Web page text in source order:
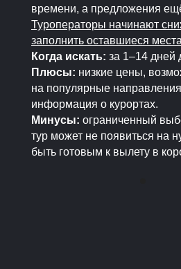
времени, а предложения
Туроператоры начинают
заполнить оставшиеся места
Когда искать: за 1–14 дней
Плюсы: низкие цены,
на популярные
информация о курортах.
Минусы: ограниченный
тур может не появиться на
быть готовым к вылету в